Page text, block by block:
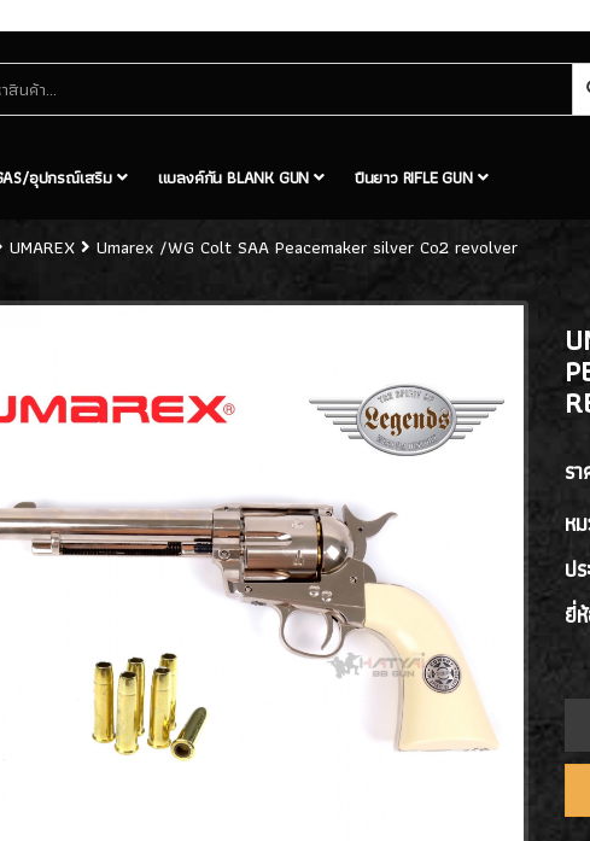
อุปกรณ์เสริม แบลงค์กัน BLANK GUN ปืนยาว RIFLE GUN
UMAREX Umarex /WG Colt SAA Peacemaker silver Co2 revolver
ร
ห
ป
ยี่